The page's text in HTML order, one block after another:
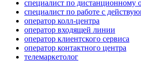
специалист по дистанционному
специалист по работе с
оператор колл-центра
оператор входящей линии
оператор клиентского сервиса
оператор контактного центра
телемаркетолог